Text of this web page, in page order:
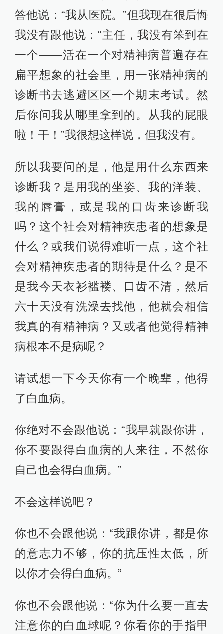
答他说：“我从医院。”但我现在很后悔
我没有跟他说：“主任，我没有笨到在
一个——活在一个对精神病普遍存在
扁平想象的社会里，用一张精神病的
诊断书去逃避区区一个期末考试。然
后你问我从哪里拿到的。从我的屁眼
啦！干！”我很想这样说，但我没有。
所以我要问的是，他是用什么东西来
诊断我？是用我的坐姿、我的洋装、
我的唇膏，或是我的口齿来诊断我
吗？这个社会对精神疾患者的想象是
什么？或我们说得难听一点，这个社
会对精神疾患者的期待是什么？是不
是我今天衣衫褴褛、口齿不清，然后
六十天没有洗澡去找他，他就会相信
我真的有精神病？又或者他觉得精神
病根本不是病呢？
请试想一下今天你有一个晚辈，他得
了白血病。
你绝对不会跟他说：“我早就跟你讲，
你不要跟得白血病的人来往，不然你
自己也会得白血病。”
不会这样说吧？
你也不会跟他说：“我跟你讲，都是你
的意志力不够，你的抗压性太低，所
以你才会得白血病。”
你也不会跟他说：“你为什么要一直去
注意你的白血球呢？你看你的手指甲